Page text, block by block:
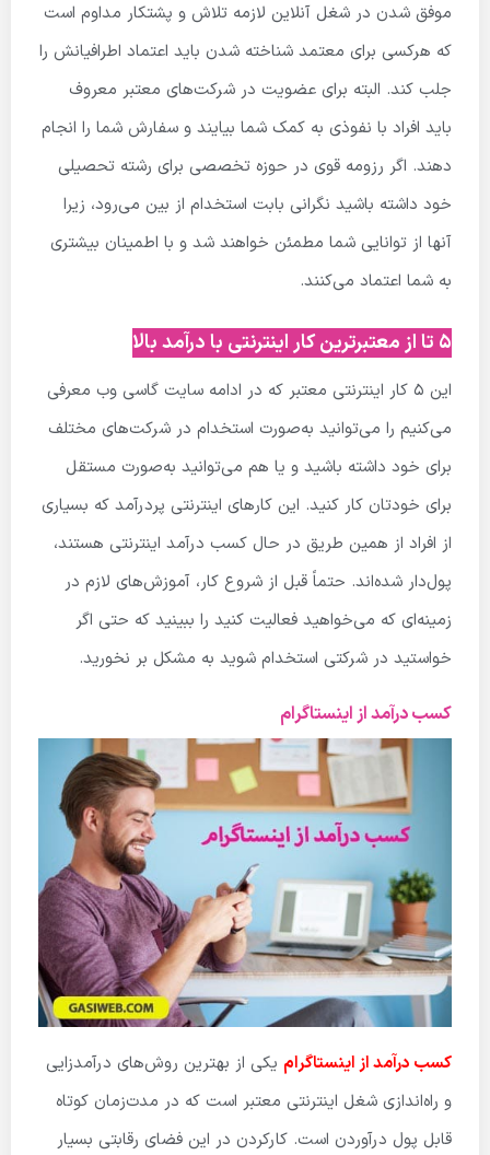
موفق شدن در شغل آنلاین لازمه تلاش و پشتکار مداوم است
که هرکسی برای معتمد شناخته شدن باید اعتماد اطرافیانش را
جلب کند. البته برای عضویت در شرکت‌های معتبر معروف
باید افراد با نفوذی به کمک شما بیایند و سفارش شما را انجام
دهند. اگر رزومه قوی در حوزه تخصصی برای رشته تحصیلی
خود داشته باشید نگرانی بابت استخدام از بین می‌رود، زیرا
آنها از توانایی شما مطمئن خواهند شد و با اطمینان بیشتری
به شما اعتماد می‌کنند.
۵ تا از معتبرترین کار اینترنتی با درآمد بالا
این 5 کار اینترنتی معتبر که در ادامه سایت گاسی وب معرفی
می‌کنیم را می‌توانید به‌صورت استخدام در شرکت‌های مختلف
برای خود داشته باشید و یا هم می‌توانید به‌صورت مستقل
برای خودتان کار کنید. این کارهای اینترنتی پردرآمد که بسیاری
از افراد از همین طریق در حال کسب درآمد اینترنتی هستند،
پول‌دار شده‌اند. حتماً قبل از شروع کار، آموزش‌های لازم در
زمینه‌ای که می‌خواهید فعالیت کنید را ببینید که حتی اگر
خواستید در شرکتی استخدام شوید به مشکل بر نخورید.
کسب درآمد از اینستاگرام
کسب درآمد از اینستاگرام یکی از بهترین روش‌های درآمدزایی
و راه‌اندازی شغل اینترنتی معتبر است که در مدت‌زمان کوتاه
قابل پول درآوردن است. کارکردن در این فضای رقابتی بسیار